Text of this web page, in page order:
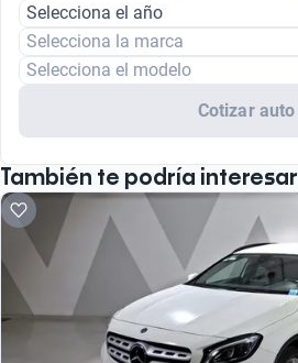
Selecciona el año
Selecciona la marca
Selecciona el modelo
Cotizar auto
También te podría interesar